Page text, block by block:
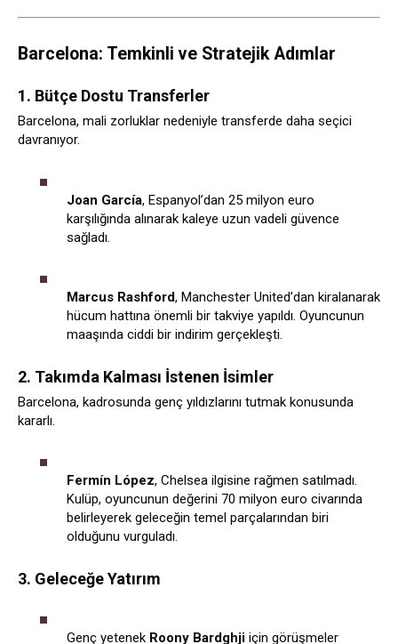
Barcelona: Temkinli ve Stratejik Adımlar
1. Bütçe Dostu Transferler
Barcelona, mali zorluklar nedeniyle transferde daha seçici
davranıyor.
Joan García, Espanyol’dan 25 milyon euro
karşılığında alınarak kaleye uzun vadeli güvence
sağladı.
Marcus Rashford, Manchester United’dan kiralanarak
hücum hattına önemli bir takviye yapıldı. Oyuncunun
maaşında ciddi bir indirim gerçekleşti.
2. Takımda Kalması İstenen İsimler
Barcelona, kadrosunda genç yıldızlarını tutmak konusunda
kararlı.
Fermín López, Chelsea ilgisine rağmen satılmadı.
Kulüp, oyuncunun değerini 70 milyon euro civarında
belirleyerek geleceğin temel parçalarından biri
olduğunu vurguladı.
3. Geleceğe Yatırım
Genç yetenek Roony Bardghji için görüşmeler